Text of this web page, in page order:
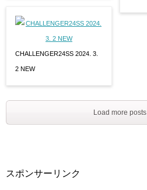
CHALLENGER24SS 2024. 3.
2 NEW
Load more posts
スポンサーリンク